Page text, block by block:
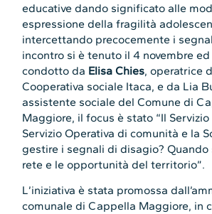
educative dando significato alle
espressione della fragilità
intercettando precocemente i
incontro si è tenuto il 4 novembre
condotto da Elisa Chies, operatrice
Cooperativa sociale Itaca, e da Lia
assistente sociale del Comune di
Maggiore, il focus è stato “Il
Servizio Operativa di comunità e la
gestire i segnali di disagio? Quando
rete e le opportunità del territorio”.
L’iniziativa è stata promossa
comunale di Cappella Maggiore, in